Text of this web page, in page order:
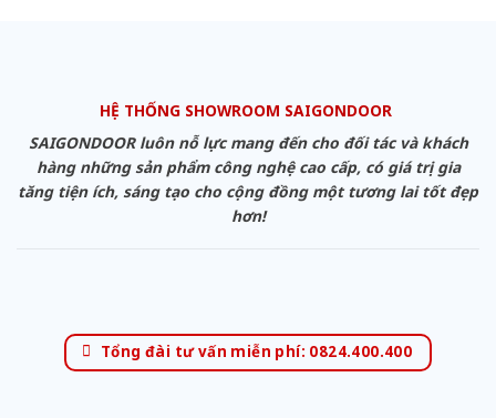
HỆ THỐNG SHOWROOM SAIGONDOOR
SAIGONDOOR luôn nỗ lực mang đến cho đối tác và khách
hàng những sản phẩm công nghệ cao cấp, có giá trị gia
tăng tiện ích, sáng tạo cho cộng đồng một tương lai tốt đẹp
hơn!
Tổng đài tư vấn miễn phí: 0824.400.400